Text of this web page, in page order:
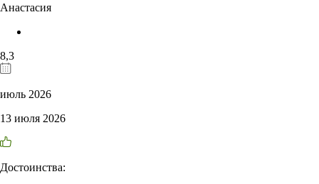
Анастасия
8,3
июль 2026
13 июля 2026
Достоинства: